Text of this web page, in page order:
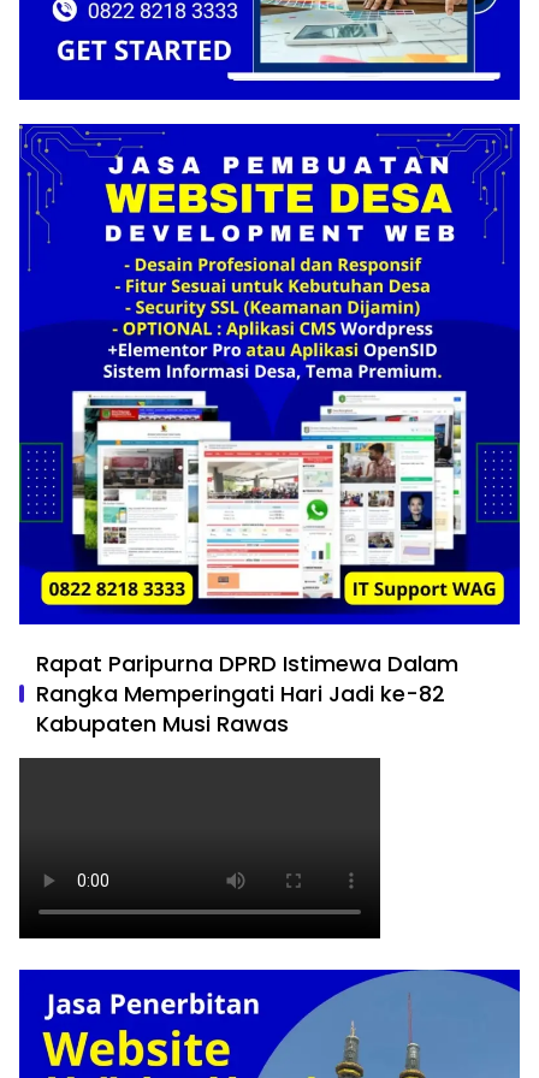
Rapat Paripurna DPRD Istimewa Dalam
Rangka Memperingati Hari Jadi ke-82
Kabupaten Musi Rawas